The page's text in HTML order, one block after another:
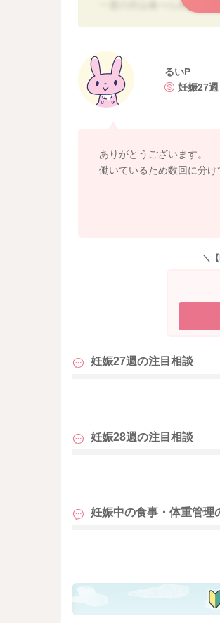
一度の沢山食べられない
吐き気がある時は、できれ
後期は必要な摂取カロリー
このような食事も絶対に食
量が減ってきている場合や
起床時や空腹時の吐き気
キーやクラッカー、ゼリ
悪阻がある中での食事管
どうぞよろしくお願いい
るいP
妊娠27週
ありがとうございます。
働いているため数回に分
＼
妊娠27週の注目相談
妊娠28週の注目相談
妊娠中の食事・体重管理